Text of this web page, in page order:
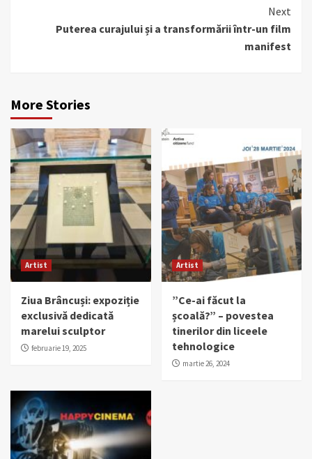
Next
Puterea curajului și a transformării într-un film
manifest
More Stories
Artist
Ziua Brâncuși: expoziție
exclusivă dedicată
marelui sculptor
februarie 19, 2025
Artist
”Ce-ai făcut la
școală?” – povestea
tinerilor din liceele
tehnologice
martie 26, 2024